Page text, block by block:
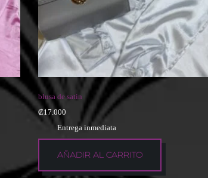
blusa de satin
₡17.000
Entrega inmediata
AÑADIR AL CARRITO